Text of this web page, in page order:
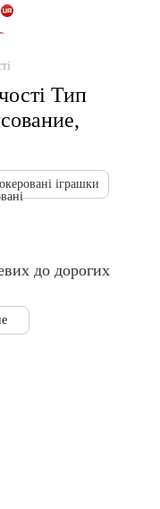
Тип
іграшки
до дорогих